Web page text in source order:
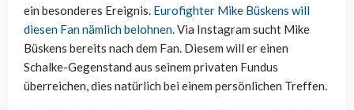
ein besonderes Ereignis. Eurofighter Mike Büskens will
diesen Fan nämlich belohnen.Via Instagram sucht Mike
Büskens bereits nach dem Fan. Diesem will er einen
Schalke-Gegenstand aus seinem privaten Fundus
überreichen, dies natürlich bei einem persönlichen Treffen.